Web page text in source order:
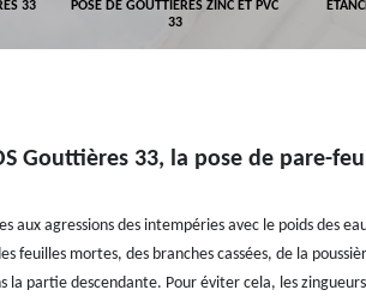
33
POSE DE GOUTTIÈRES ZINC ET PVC
33
Gouttières 33, la pose de pare-
aux agressions des intempéries avec le poids des
feuilles mortes, des branches cassées, de la
la partie descendante. Pour éviter cela, les